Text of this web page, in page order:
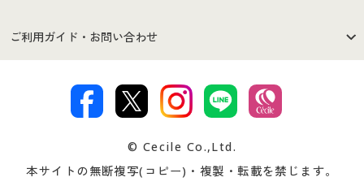
セシールご利用規約
著作権・商標について 会社案内
商品カテゴリ
プレゼント＆キャンペーン サイトマップ
ご利用ガイド・お問い合わせ
交換・返品は お支払は
ついて
忘れの場合
© Cecile Co.,Ltd.
本サイトの無断複写(コピー)・複製・転載を禁じます。